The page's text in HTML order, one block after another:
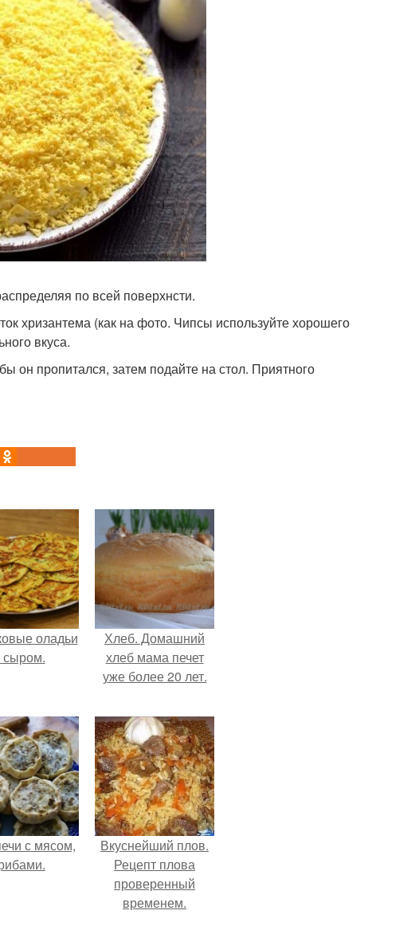
по всей поверхнсти.
хризантема (как на фото. Чипсы используйте хорошего
вкуса.
он пропитался, затем подайте на стол. Приятного
оладьи
сыром.
Хлеб. Домашний
хлеб мама печет
уже более 20 лет.
с мясом,
Вкуснейший плов.
Рецепт плова
проверенный
временем.